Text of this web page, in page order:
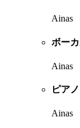
Ainas
ボー
Ainas
ピアノ
Ainas